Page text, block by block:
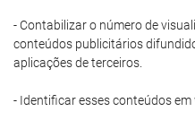
- Contabilizar o número de
conteúdos publicitários
aplicações de terceiros.
- Identificar esses conteúdos em